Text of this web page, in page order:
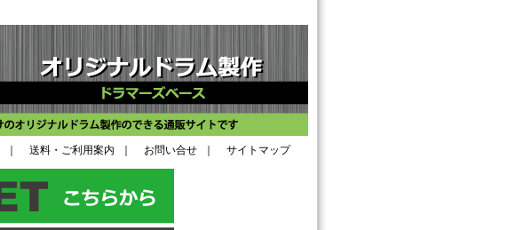
送料・ご利用案内 お問い合せ サイトマップ